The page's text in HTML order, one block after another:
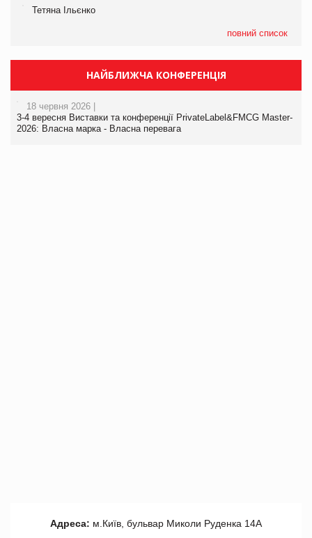
Тетяна Ільєнко
повний список
НАЙБЛИЖЧА КОНФЕРЕНЦІЯ
18 червня 2026 |
3-4 вересня Виставки та конференції PrivateLabel&FMCG Master-
2026: Власна марка - Власна перевага
Адреса: м.Київ, бульвар Миколи Руденка 14А